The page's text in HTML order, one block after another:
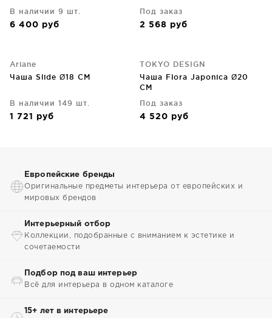
В наличии 9 шт.
6 400 руб
Под заказ
2 568 руб
Ariane
Чаша Slide Ø18 CM
В наличии 149 шт.
1 721 руб
TOKYO DESIGN
Чаша Flora Japonica Ø20
CM
Под заказ
4 520 руб
Европейские бренды
Оригинальные предметы интерьера от европейских и
мировых брендов
Интерьерный отбор
Коллекции, подобранные с вниманием к эстетике и
сочетаемости
Подбор под ваш интерьер
Всё для интерьера в одном каталоге
15+ лет в интерьере